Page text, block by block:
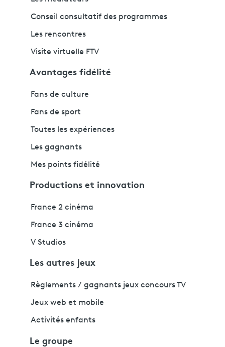
Conseil consultatif des programmes
Les rencontres
Visite virtuelle FTV
Avantages fidélité
Fans de culture
Fans de sport
Toutes les expériences
Les gagnants
Mes points fidélité
Productions et innovation
France 2 cinéma
France 3 cinéma
V Studios
Les autres jeux
Règlements / gagnants jeux concours TV
Jeux web et mobile
Activités enfants
Le groupe